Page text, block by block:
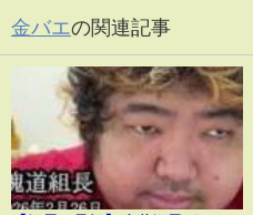
金バエの関連記事